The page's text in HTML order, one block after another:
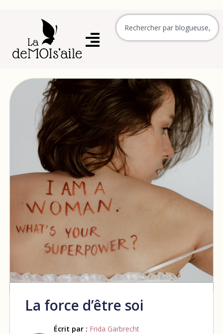
La force d’être soi
Écrit par : Frida Garbrecht